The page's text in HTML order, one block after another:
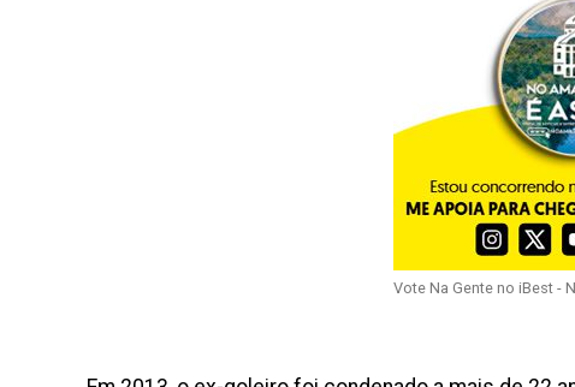
Vote Na Gente no iBest -